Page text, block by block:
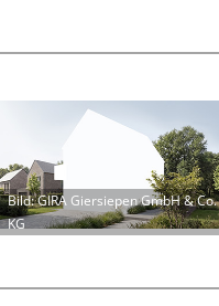
Bild: GIRA Giersiepen GmbH & Co.
KG